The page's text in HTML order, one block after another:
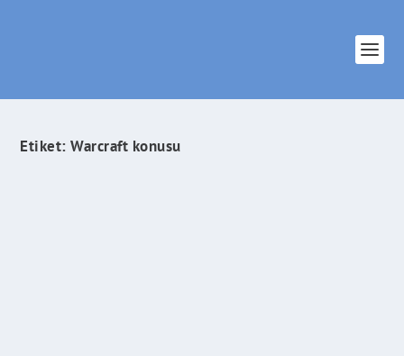
Etiket:Warcraft konusu